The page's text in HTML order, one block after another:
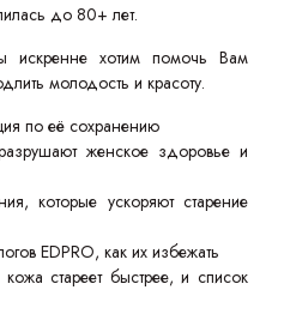
до 80+ лет.
искренне хотим помочь Вам
молодость и красоту.
по её сохранению
женское здоровье и
которые ускоряют старение
EDPRO, как их избежать
стареет быстрее, и список